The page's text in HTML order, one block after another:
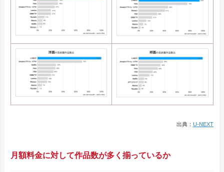
出典： U-NEXT
月額料金に対して作品数が多く揃っているか